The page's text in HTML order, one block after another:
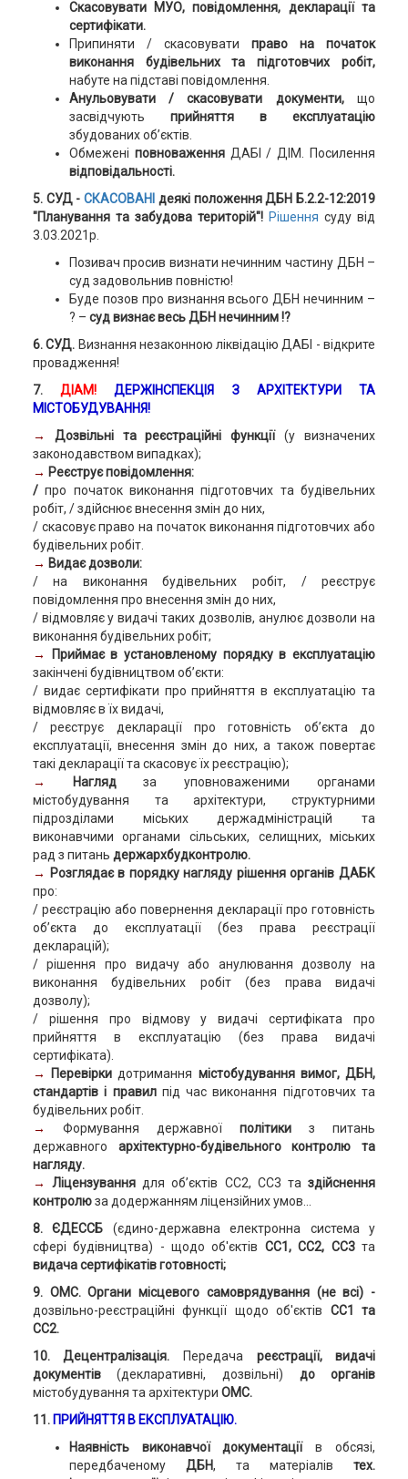
Скасовувати МУО, повідомлення, декларації та
сертифікати.
Припиняти / скасовуватиправо на початок
виконання будівельних та підготовчих робіт,
набуте на підставі повідомлення.
Анульовувати / скасовувати документи,що
засвідчують прийняття в експлуатацію
збудованих об’єктів.
Обмежені повноваження ДАБІ / ДІМ. Посилення
відповідальності.
5. СУД -СКАСОВАНІ деякі положення ДБН Б.2.2-12:2019
"Планування та забудова територій"! Рішення суду від
3.03.2021р.
Позивач просив визнати нечинним частину ДБН –
суд задовольнив повністю!
Буде позов про визнання всього ДБН нечинним –
? – суд визнає весь ДБН нечинним !?
6. СУД. Визнання незаконною ліквідацію ДАБІ - відкрите
провадження!
7.ДІАМ!ДЕРЖІНСПЕКЦІЯ З АРХІТЕКТУРИ ТА
МІСТОБУДУВАННЯ!
→
Дозвільні та реєстраційні функції(у визначених
законодавством випадках);
→ Реєструє повідомлення:
/про початок виконання підготовчих та будівельних
робіт, / здійснює внесення змін до них,
/ скасовує право на початок виконання підготовчих або
будівельних робіт.
→ Видає дозволи:
/ на виконання будівельних робіт, / реєструє
повідомлення про внесення змін до них,
/ відмовляє у видачі таких дозволів, анулює дозволи на
виконання будівельних робіт;
→
Приймає в установленому порядку в експлуатацію
закінчені будівництвом об’єкти:
/ видає сертифікати про прийняття в експлуатацію та
відмовляє в їх видачі,
/ реєструє декларації про готовність об’єкта до
експлуатації, внесення змін до них, а також повертає
такі декларації та скасовує їх реєстрацію);
→
Наглядза уповноваженими органами
містобудування та архітектури, структурними
підрозділами міських держадміністрацій та
виконавчими органами сільських, селищних, міських
рад з питань держархбудконтролю.
→
Розглядає в порядку нагляду рішення органів ДАБК
про:
/ реєстрацію або повернення декларації про готовність
об’єкта до експлуатації (без права реєстрації
декларацій);
/ рішення про видачу або анулювання дозволу на
виконання будівельних робіт (без права видачі
дозволу);
/ рішення про відмову у видачі сертифіката про
прийняття в експлуатацію (без права видачі
сертифіката).
→
Перевіркидотримання містобудування вимог, ДБН,
стандартів і правилпід час виконання підготовчих та
будівельних робіт.
→ Формування державноїполітикиз питань
державного архітектурно-будівельного контролю та
нагляду.
→Ліцензуваннядля об’єктів СС2, СС3 таздійснення
контролюза додержанням ліцензійних умов...
8. ЄДЕССБ (єдино-державна електронна система у
сфері будівництва) - щодо об'єктів СС1, СС2, СС3та
видача сертифікатів готовності;
9. ОМС. Органи місцевого самоврядування (не всі) -
дозвільно-реєстраційні функції щодо об'єктів СС1 та
СС2.
10. Децентралізація.
Передачареєстрації, видачі
документів(декларативні, дозвільні) до органів
містобудування та архітектури ОМС.
11. ПРИЙНЯТТЯ В ЕКСПЛУАТАЦІЮ.
Наявність виконавчої документаціїв обсязі,
передбаченому ДБН, та матеріалів тех.